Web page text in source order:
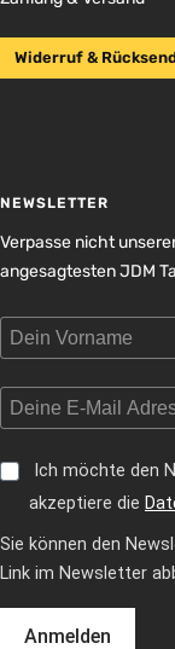
Widerruf &
NEWSLETTER
Verpasse nicht
angesagtesten JDM
Ich möchte den
akzeptiere die
Sie können den
Link im Newsletter
Anmelden